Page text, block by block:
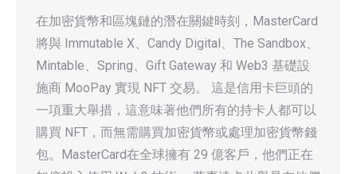
在加密貨幣和區塊鏈的潛在關鍵時刻，MasterCard
將與 Immutable X、Candy Digital、The Sandbox、
Mintable、Spring、Gift Gateway 和 Web3 基礎設
施商 MooPay 實現 NFT 交易。 這是信用卡巨頭的
一項重大舉措，這意味著他們所有的持卡人都可以
購買 NFT，而無需購買加密貨幣或處理加密貨幣錢
包。MasterCard在全球擁有 29 億客戶，他們正在